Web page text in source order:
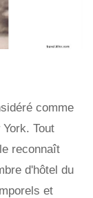
comme
Tout
reconnaît
d'hôtel du
et